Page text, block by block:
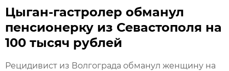
Цыган-гастролер обманул
пенсионерку из Севастополя на
100 тысяч рублей
Рецидивист из Волгограда обманул женщину на